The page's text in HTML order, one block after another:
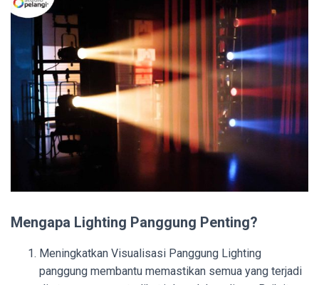
Mengapa Lighting Panggung Penting?
Meningkatkan Visualisasi Panggung Lighting
panggung membantu memastikan semua yang terjadi